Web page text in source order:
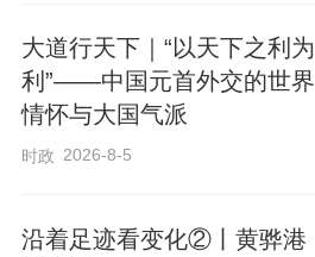
大道行天下｜“以天下之利为
利”——中国元首外交的世界
情怀与大国气派
时政 2026-8-5
沿着足迹看变化②丨黄骅港